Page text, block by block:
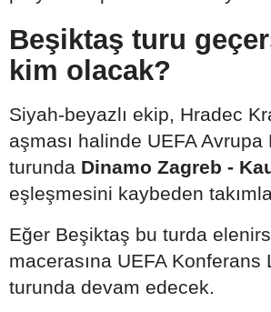
Beşiktaş turu
kim olacak?
Siyah-beyazlı ekip, Hradec
aşması halinde UEFA
turunda Dinamo Zagreb -
eşleşmesini kaybeden
Eğer Beşiktaş bu turda
macerasına UEFA Konferans
turunda devam edecek.